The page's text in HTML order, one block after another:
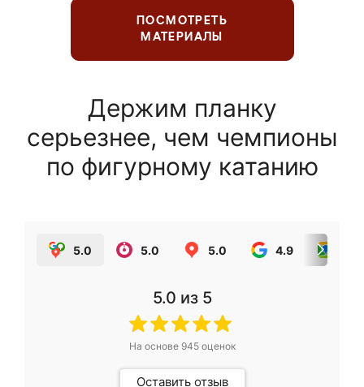
ПОСМОТРЕТЬ
МАТЕРИАЛЫ
Держим планку
серьезнее, чем чемпионы
по фигурному катанию
5.0 5.0 5.0 4.9
5.0 из 5
На основе 945оценок
Оставить отзыв